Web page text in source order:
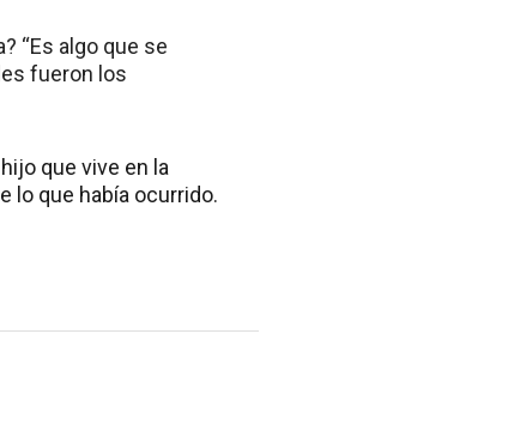
“Es algo que se
fueron los
que vive en la
lo que había ocurrido.